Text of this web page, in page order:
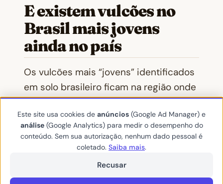
E existem vulcões no
Brasil mais jovens
ainda no país
Os vulcões mais “jovens” identificados
em solo brasileiro ficam na região onde
se situam as cidades de Poços de
Caldas e Araxá, em Minas Gerais, local
em que a estabilidade data 60 milhões
de anos, quando as erupções
Este site usa cookies de anúncios (Google Ad Manager) e
análise(Google Analytics) para medir o desempenho do
conteúdo. Sem sua autorização, nenhum dado pessoal é
coletado. Saiba mais.
Recusar